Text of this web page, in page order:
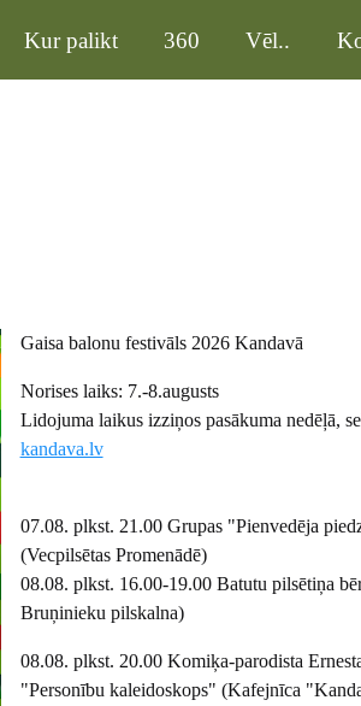
Kur palikt 360 Vēl..
Gaisa balonu festivāls 2026 Kandavā
Norises laiks: 7.-8.augusts
Lidojuma laikus izziņos pasākuma nedēļā,
kandava.lv
07.08. plkst. 21.00 Grupas "Pienvedēja
(Vecpilsētas Promenādē)
08.08. plkst. 16.00-19.00 Batutu pilsētiņa
Bruņinieku pilskalna)
08.08. plkst. 20.00 Komiķa-parodista
"Personību kaleidoskops" (Kafejnīca